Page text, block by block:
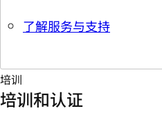
了解服务与支持
培训
培训和认证